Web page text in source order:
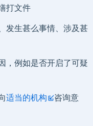
打文件
发生甚么事情、涉及甚
，例如是否开启了可疑
适当的机构
咨询意